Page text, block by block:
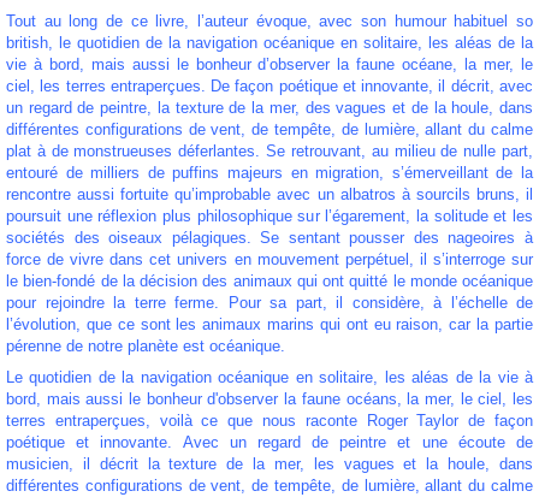
Tout au long de ce livre, l’auteur évoque, avec son humour habituel so
british, le quotidien de la navigation océanique en solitaire, les aléas de la
vie à bord, mais aussi le bonheur d’observer la faune océane, la mer, le
ciel, les terres entraperçues. De façon poétique et innovante, il décrit, avec
un regard de peintre, la texture de la mer, des vagues et de la houle, dans
différentes configurations de vent, de tempête, de lumière, allant du calme
plat à de monstrueuses déferlantes. Se retrouvant, au milieu de nulle part,
entouré de milliers de puffins majeurs en migration, s’émerveillant de la
rencontre aussi fortuite qu’improbable avec un albatros à sourcils bruns, il
poursuit une réflexion plus philosophique sur l’égarement, la solitude et les
sociétés des oiseaux pélagiques. Se sentant pousser des nageoires à
force de vivre dans cet univers en mouvement perpétuel, il s’interroge sur
le bien-fondé de la décision des animaux qui ont quitté le monde océanique
pour rejoindre la terre ferme. Pour sa part, il considère, à l’échelle de
l’évolution, que ce sont les animaux marins qui ont eu raison, car la partie
pérenne de notre planète est océanique.
Le quotidien de la navigation océanique en solitaire, les aléas de la vie à
bord, mais aussi le bonheur d'observer la faune océans, la mer, le ciel, les
terres entraperçues, voilà ce que nous raconte Roger Taylor de façon
poétique et innovante. Avec un regard de peintre et une écoute de
musicien, il décrit la texture de la mer, les vagues et la houle, dans
différentes configurations de vent, de tempête, de lumière, allant du calme